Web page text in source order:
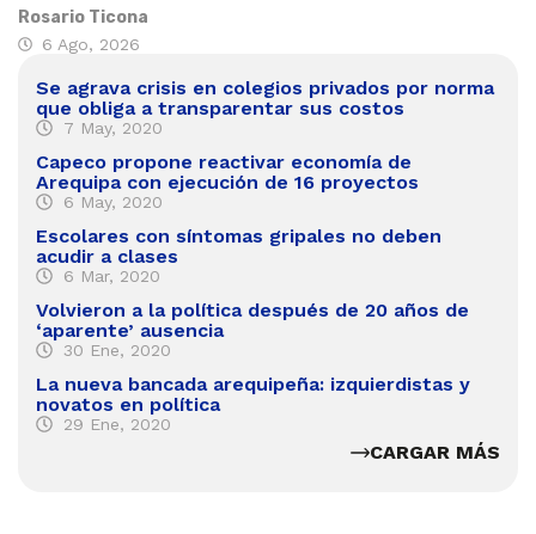
Rosario Ticona
6 Ago, 2026
Se agrava crisis en colegios privados por norma
que obliga a transparentar sus costos
7 May, 2020
Capeco propone reactivar economía de
Arequipa con ejecución de 16 proyectos
6 May, 2020
Escolares con síntomas gripales no deben
acudir a clases
6 Mar, 2020
Volvieron a la política después de 20 años de
‘aparente’ ausencia
30 Ene, 2020
La nueva bancada arequipeña: izquierdistas y
novatos en política
29 Ene, 2020
CARGAR MÁS